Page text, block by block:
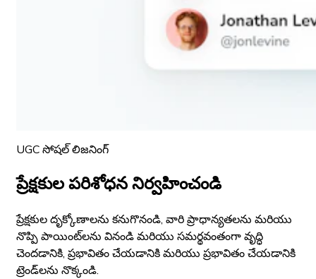
UGC సోషల్ లిజనింగ్
ప్రేక్షకుల పరిశోధన నిర్వహించండి
ప్రేక్షకుల దృక్కోణాలను కనుగొనండి, వారి ప్రాధాన్యతలను మరియు
నొప్పి పాయింట్‌లను వినండి మరియు సమర్థవంతంగా వృద్ధి
చెందడానికి, ప్రభావితం చేయడానికి మరియు ప్రభావితం చేయడానికి
ట్రెండ్‌లను నొక్కండి.